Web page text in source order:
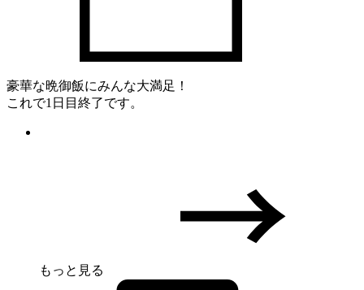
豪華な晩御飯にみんな大満足！
これで1日目終了です。
もっと見る